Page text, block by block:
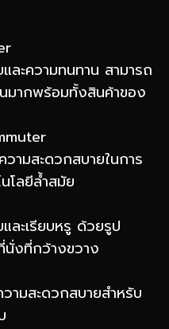
ละความทนทาน สามารถ
มากพร้อมทั้งสินค้าของ
ามสะดวกสบายในการ
โลยีล้ำสมัย
ะเรียบหรู ด้วยรูป
งที่กว้างขวาง
ามสะดวกสบายสำหรับ